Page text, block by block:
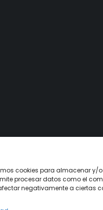
cookies para almacenar
procesar datos como el
negativamente a ciertas